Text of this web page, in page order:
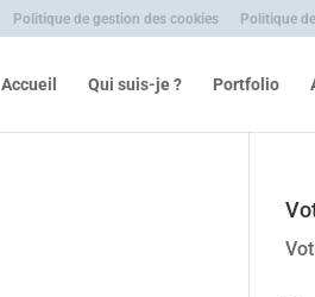
Politique de gestion des cookies Politique
Accueil Qui suis-je ? Portfolio